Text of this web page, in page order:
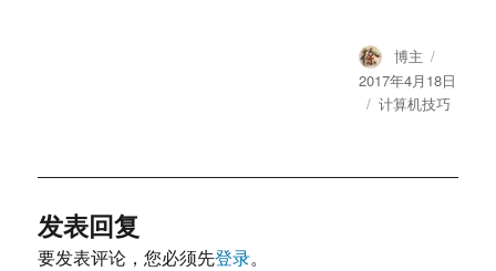
Author
博主
on
2017年4月18日
Categories
计算机技巧
发表回复
要发表评论，您必须先登录。